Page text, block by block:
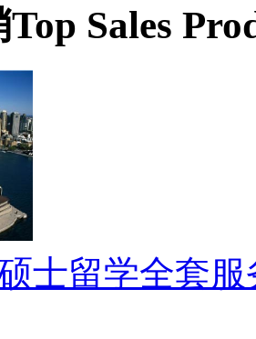
Top Sales
士留学全套服